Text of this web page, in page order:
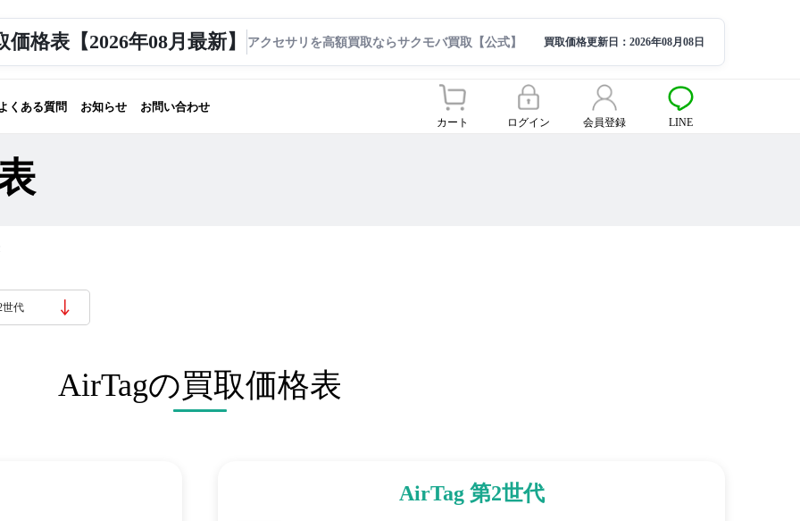
格表【2026年08月最新】 アクセサリを高額買取ならサクモバ買取【公式】 買取価格更新日： 2026年08月08日
くある質問 お知らせ お問い合わせ
カート ログイン 会員登録 LINE
世代
AirTagの買取価格表
AirTag 第2世代